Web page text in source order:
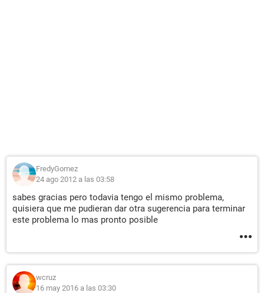
FredyGomez
24 ago 2012 a las 03:58
sabes gracias pero todavia tengo el mismo problema,
quisiera que me pudieran dar otra sugerencia para terminar
este problema lo mas pronto posible
wcruz
16 may 2016 a las 03:30